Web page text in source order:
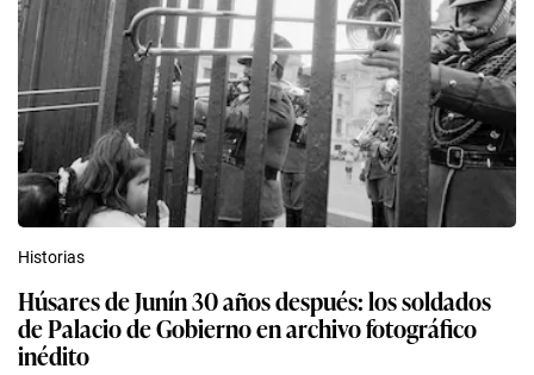
Historias
Húsares de Junín 30 años después: los soldados
de Palacio de Gobierno en archivo fotográfico
inédito